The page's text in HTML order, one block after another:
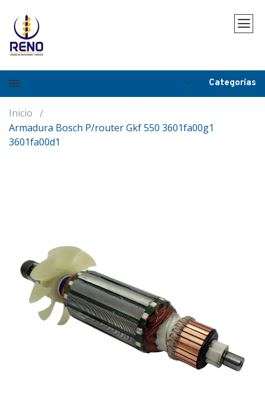
Categorías
Inicio
Armadura Bosch P/router Gkf 550 3601fa00g1
3601fa00d1